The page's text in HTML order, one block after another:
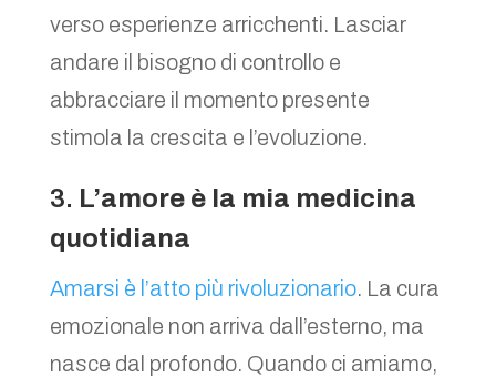
verso esperienze arricchenti. Lasciar
andare il bisogno di controllo e
abbracciare il momento presente
stimola la crescita e l’evoluzione.
3. L’amore è la mia medicina
quotidiana
Amarsi è l’atto più rivoluzionario. La cura
emozionale non arriva dall’esterno, ma
nasce dal profondo. Quando ci amiamo,